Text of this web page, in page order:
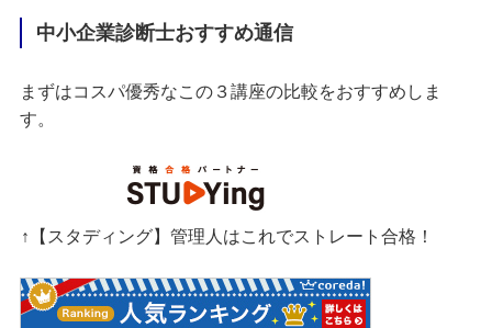
中小企業診断士おすすめ通信
まずはコスパ優秀なこの３講座の比較をおすすめしま
す。
↑【スタディング】管理人はこれでストレート合格！